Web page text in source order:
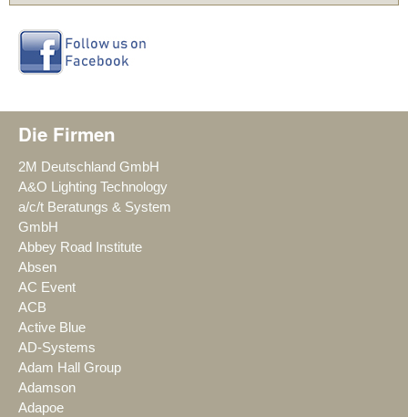
Die Firmen
2M Deutschland GmbH
A&O Lighting Technology
a/c/t Beratungs & System
GmbH
Abbey Road Institute
Absen
AC Event
ACB
Active Blue
AD-Systems
Adam Hall Group
Adamson
Adapoe